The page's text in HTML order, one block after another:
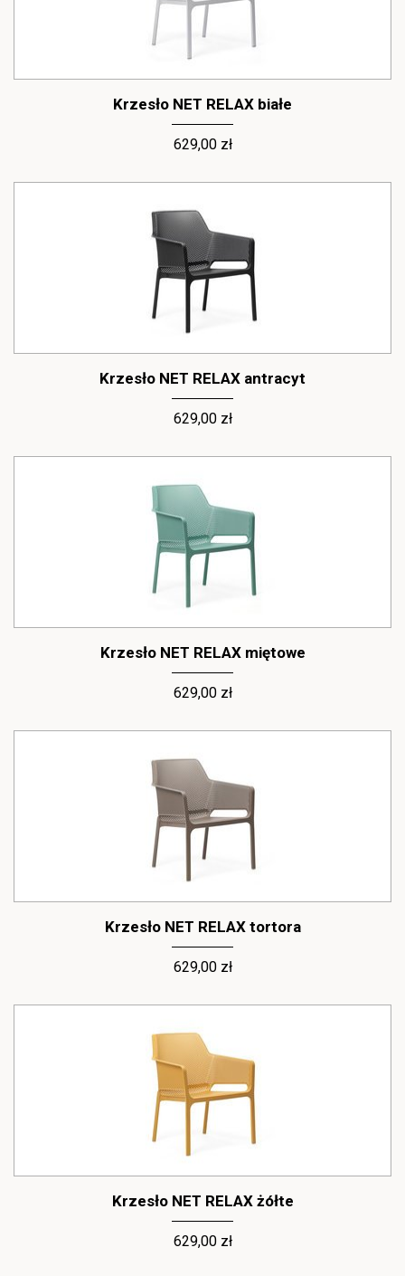
Krzesło NET RELAX białe
629,00 zł
Krzesło NET RELAX antracyt
629,00 zł
Krzesło NET RELAX miętowe
629,00 zł
Krzesło NET RELAX tortora
629,00 zł
Krzesło NET RELAX żółte
629,00 zł